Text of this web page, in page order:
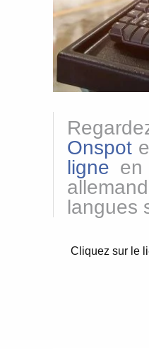
Onspot
ligne en
langues
Cliquez sur le